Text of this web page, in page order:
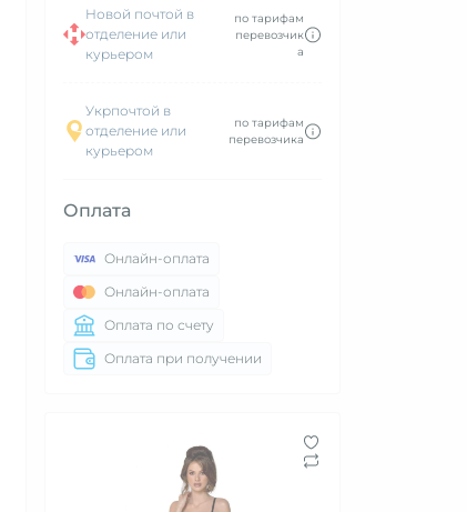
Новой почтой в
отделение или
курьером
по тарифам
перевозчик
а
Укрпочтой в
отделение или
курьером
по тарифам
перевозчика
Оплата
Онлайн-оплата
Онлайн-оплата
Оплата по счету
Оплата при получении